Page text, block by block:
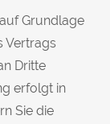
Grundlage
Vertrags
Dritte
erfolgt in
Sie die